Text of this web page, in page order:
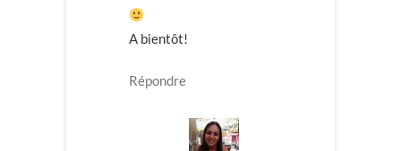
A bientôt!
Répondre